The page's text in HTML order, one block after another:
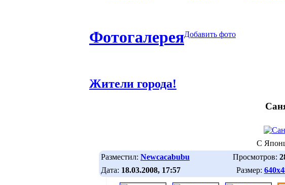
ФотогалереяДобавить фото
Жители города!
С
Разместил: Newcacabubu Просмотров:
Дата: 18.03.2008, 17:57 Размер: